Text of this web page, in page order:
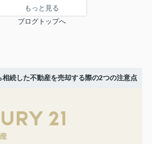
もっと見る
ブログトップへ
相続した不動産を売却する際の2つの注意点